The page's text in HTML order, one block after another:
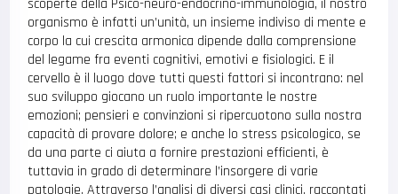
scoperte della Psico-neuro-endocrino-immunologia, il nostro
organismo è infatti un’unità, un insieme indiviso di mente e
corpo la cui crescita armonica dipende dalla comprensione
del legame fra eventi cognitivi, emotivi e fisiologici. E il
cervello è il luogo dove tutti questi fattori si incontrano: nel
suo sviluppo giocano un ruolo importante le nostre
emozioni; pensieri e convinzioni si ripercuotono sulla nostra
capacità di provare dolore; e anche lo stress psicologico, se
da una parte ci aiuta a fornire prestazioni efficienti, è
tuttavia in grado di determinare l’insorgere di varie
patologie. Attraverso l’analisi di diversi casi clinici, raccontati